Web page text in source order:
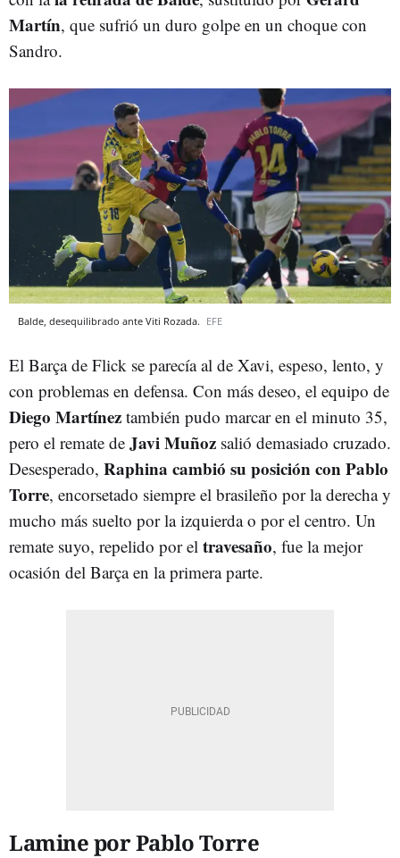
Martín, que sufrió un duro golpe en un choque con
Sandro.
Balde, desequilibrado ante Viti Rozada. EFE
El Barça de Flick se parecía al de Xavi, espeso, lento, y
con problemas en defensa. Con más deseo, el equipo de
Diego Martínez también pudo marcar en el minuto 35,
pero el remate de Javi Muñoz salió demasiado cruzado.
Desesperado, Raphina cambió su posición con Pablo
Torre, encorsetado siempre el brasileño por la derecha y
mucho más suelto por la izquierda o por el centro. Un
remate suyo, repelido por el travesaño, fue la mejor
ocasión del Barça en la primera parte.
Lamine por Pablo Torre